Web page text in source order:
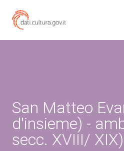
San Matteo
d'insieme) -
secc. XVIII/ XIX)